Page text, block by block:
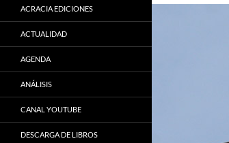
ACRACIA EDICIONES
ACTUALIDAD
AGENDA
ANÁLISIS
CANAL YOUTUBE
DESCARGA DE LIBROS